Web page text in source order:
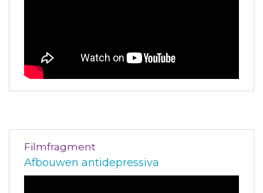
Filmfragment
Afbouwen antidepressiva